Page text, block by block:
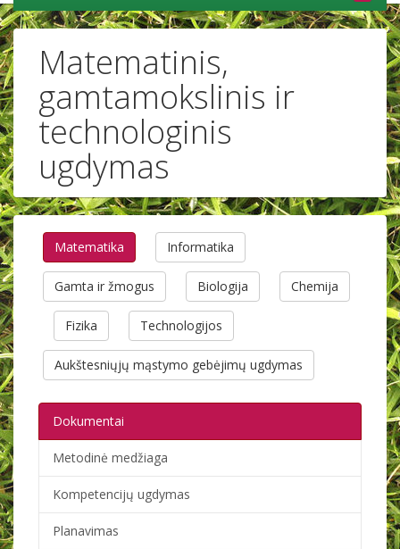
Matematinis,
gamtamokslinis ir
technologinis
ugdymas
Matematika Informatika
Gamta ir žmogus Biologija Chemija
Fizika Technologijos
Aukštesniųjų mąstymo gebėjimų ugdymas
Dokumentai
Metodinė medžiaga
Kompetencijų ugdymas
Planavimas